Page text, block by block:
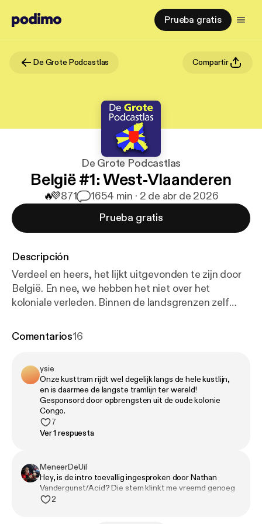
Prueba gratis
De Grote Podcastlas Compartir
De Grote Podcastlas
België #1: West-Vlaanderen
🔥💜871 1654 min · 2 de abr de 2026
Prueba gratis
Descripción
Verdeel en heers, het lijkt uitgevonden te zijn door
België. En nee, we hebben het niet over het
koloniale verleden. Binnen de landsgrenzen zelf
overeten. Universiteitje hier, fabriekje daar, voor elk
En mochten de rest van de Belgische provincies
daarover verhaal komen halen, dan zullen zij van dat
West-Vlaamse verhaal niet veel begrijpen. Want het
mag wel de voortuin van België zijn, uniek is West-
Vlaanderen zeker. Schol! 🇧🇪 Dit is een speciale
pubquiz als werkuitje of zoek je een andere
samenwerking? Mail dan
naar info@grotepodcastlas.nl.
Comentarios16
ysie
Onze kusttram rijdt wel degelijk langs de hele kustlijn,
en is daarmee de langste tramlijn ter wereld!
Gesponsord door opbrengsten uit de oude kolonie
Congo.
7
Ver 1 respuesta
MeneerDeUil
Hey, is de intro toevallig ingesproken door Nathan
Vandergunst/Acid? Die stem klinkt me vreemd genoeg
bekend!
2